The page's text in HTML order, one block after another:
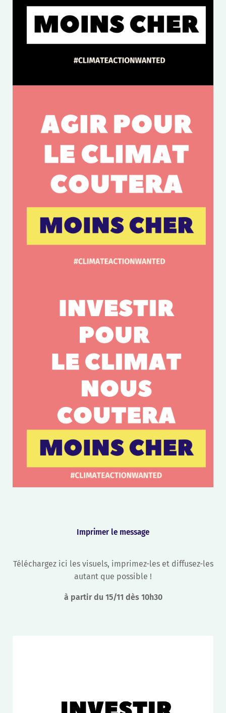
Imprimer le message
Téléchargez ici les visuels, imprimez-les et diffusez-les
autant que possible !
à partir du 15/11 dès 10h30